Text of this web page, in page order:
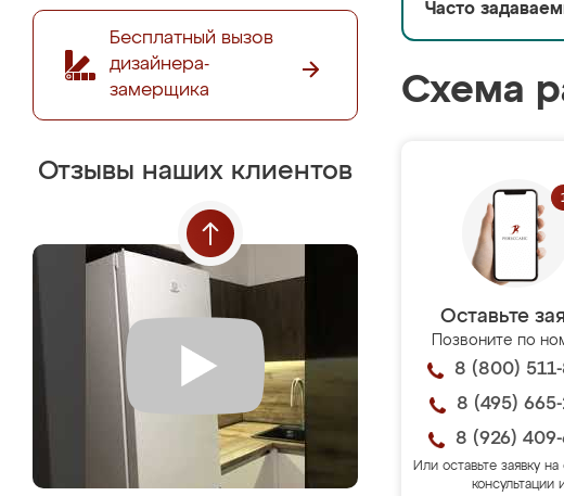
Бесплатный вызов
дизайнера-
замерщика
Отзывы наших клиентов
Часто
Схема
Оставьте
Позвоните по
8 (800)
8 (495)
8 (926) 409-
Или оставьте заявку на
консультации